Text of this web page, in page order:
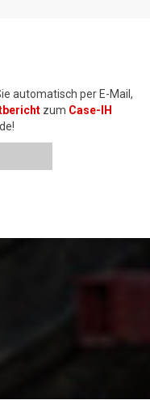
automatisch per E-Mail,
zum Case-IH